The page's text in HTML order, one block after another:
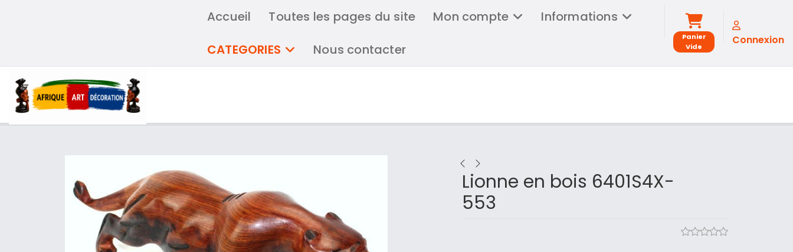
Accueil Toutes les pages du site Mon compte
Informations
CATEGORIES
Nous contacter
Panier
Vide
Connexion
Lionne en bois 6401S4X-
553